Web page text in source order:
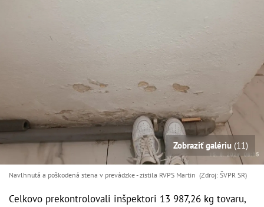
Zobraziť galériu (11)
Navlhnutá a poškodená stena v prevádzke - zistila RVPS Martin (Zdroj: ŠVPR SR)
Celkovo prekontrolovali inšpektori 13 987,26 kg tovaru,